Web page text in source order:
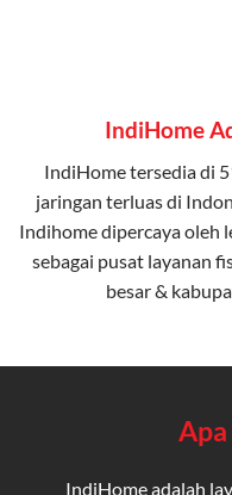
IndiHome
IndiHome tersedia di
jaringan terluas di
Indihome dipercaya oleh
sebagai pusat layanan
besar &
IndiHome adalah